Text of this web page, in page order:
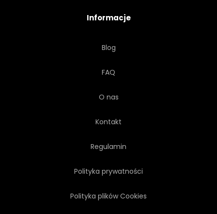
Informacje
Blog
FAQ
O nas
Kontakt
Regulamin
Polityka prywatności
Polityka plików Cookies